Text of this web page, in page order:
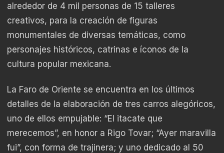
alrededor de 4 mil personas de 15 talleres
creativos, para la creación de figuras
monumentales de diversas temáticas, como
personajes históricos, catrinas e íconos de la
cultura popular mexicana.
La Faro de Oriente se encuentra en los últimos
detalles de la elaboración de tres carros alegóricos,
uno de ellos empujable: “El itacate que
merecemos”, en honor a Rigo Tovar; “Ayer maravilla
fui”, con forma de trajinera; y uno dedicado al 50